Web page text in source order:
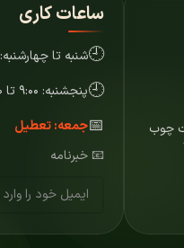
چوب
ساعات کاری
🕘شنبه تا چهارشنبه: ۹:۰۰ تا ۱۷:۰۰
🕘پنجشنبه: ۹:۰۰ تا ۱۳:۰۰
📅جمعه: تعطیل
📧 خبرنامه